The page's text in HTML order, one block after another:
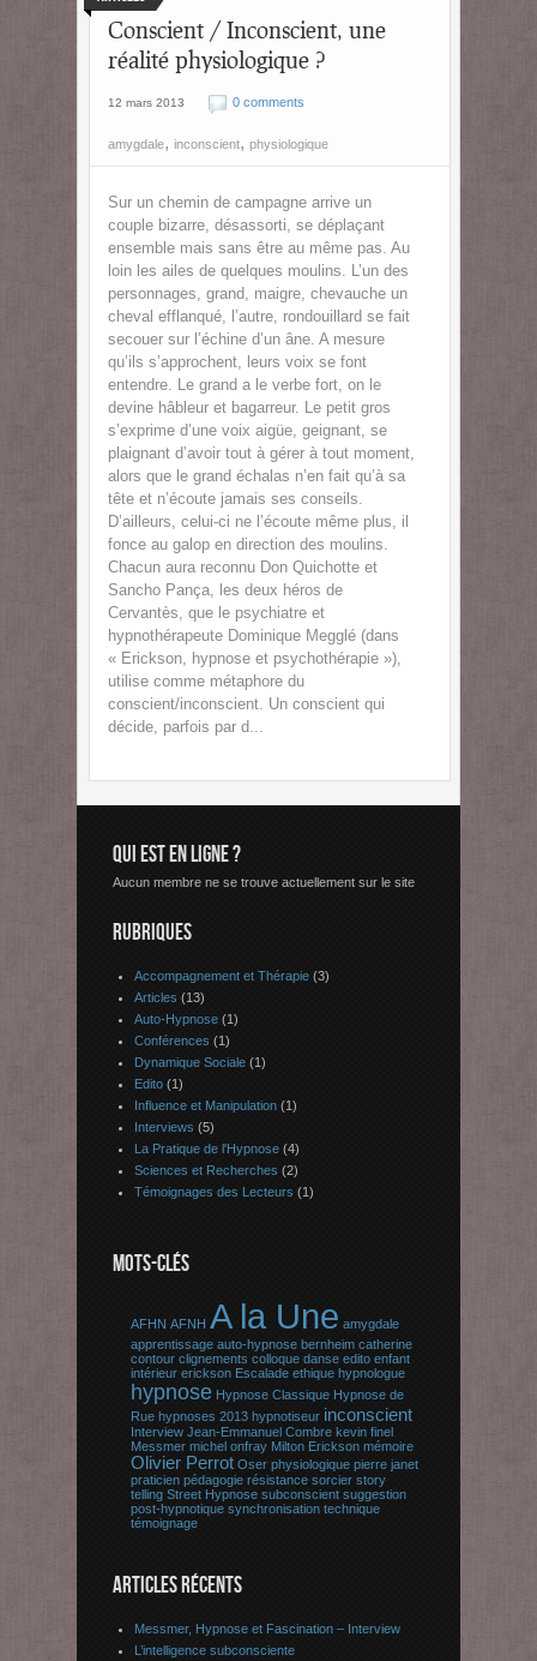
Conscient / Inconscient, une
réalité physiologique ?
12 mars 2013 0 comments
amygdale, inconscient, physiologique
Sur un chemin de campagne arrive un
couple bizarre, désassorti, se déplaçant
ensemble mais sans être au même pas. Au
loin les ailes de quelques moulins. L’un des
personnages, grand, maigre, chevauche un
cheval efflanqué, l’autre, rondouillard se fait
secouer sur l’échine d’un âne. A mesure
qu’ils s’approchent, leurs voix se font
entendre. Le grand a le verbe fort, on le
devine hâbleur et bagarreur. Le petit gros
s’exprime d’une voix aigüe, geignant, se
plaignant d’avoir tout à gérer à tout moment,
alors que le grand échalas n’en fait qu’à sa
tête et n’écoute jamais ses conseils.
D’ailleurs, celui-ci ne l’écoute même plus, il
fonce au galop en direction des moulins.
Chacun aura reconnu Don Quichotte et
Sancho Pança, les deux héros de
Cervantès, que le psychiatre et
hypnothérapeute Dominique Megglé (dans
« Erickson, hypnose et psychothérapie »),
utilise comme métaphore du
conscient/inconscient. Un conscient qui
décide, parfois par d...
QUI EST EN LIGNE ?
Aucun membre ne se trouve actuellement sur le site
RUBRIQUES
Accompagnement et Thérapie (3)
Articles (13)
Auto-Hypnose (1)
Conférences (1)
Dynamique Sociale (1)
Edito (1)
Influence et Manipulation (1)
Interviews (5)
La Pratique de l'Hypnose (4)
Sciences et Recherches (2)
Témoignages des Lecteurs (1)
MOTS-CLÉS
AFHN AFNH A la Une amygdale
apprentissage auto-hypnose bernheim catherine
contour clignements colloque danse edito enfant
intérieur erickson Escalade ethique hypnologue
hypnose Hypnose Classique Hypnose de
Rue hypnoses 2013 hypnotiseur inconscient
Interview Jean-Emmanuel Combre kevin finel
Messmer michel onfray Milton Erickson mémoire
Olivier Perrot Oser physiologique pierre janet
praticien pédagogie résistance sorcier story
telling Street Hypnose subconscient suggestion
post-hypnotique synchronisation technique
témoignage
ARTICLES RÉCENTS
Messmer, Hypnose et Fascination – Interview
L’intelligence subconsciente